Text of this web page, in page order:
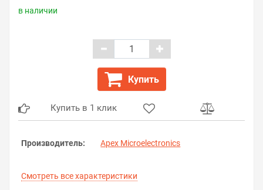
в наличии
Купить
Купить в 1 клик
Производитель: Apex Microelectronics
Смотреть все характеристики